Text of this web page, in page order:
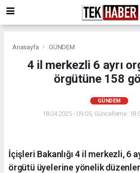
Anasayfa GÜNDEM
4 il merkezli 6 ayrı
örgütüne 158
GÜNDEM
18.04.2025 - 09:05, Güncelleme:
İçişleri Bakanlığı 4 il merkezli, 6
örgütü üyelerine yönelik